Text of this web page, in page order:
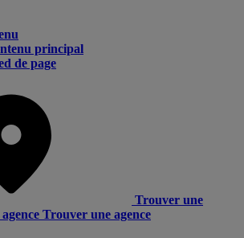
principal
de page
Trouver une
Trouver une agence